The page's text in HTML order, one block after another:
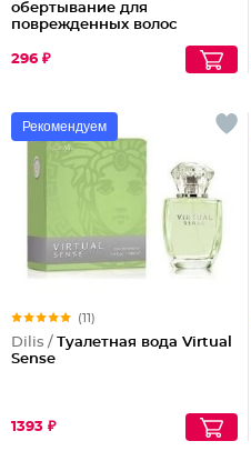
обертывание для
поврежденных волос
296 ₽
Рекомендуем
(11)
Dilis / Туалетная вода Virtual
Sense
1393 ₽